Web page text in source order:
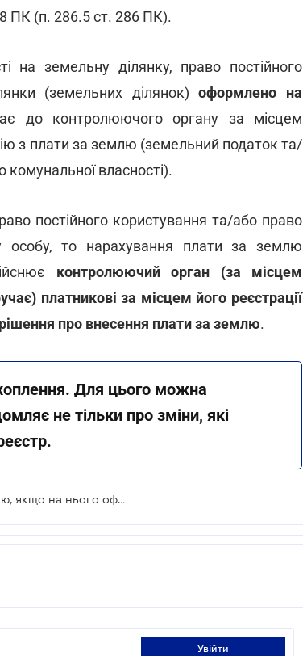
ПК (п. 286.5 ст. 286 ПК).
на земельну ділянку, право постійного
(земельних ділянок)оформлено на
до контролюючого органу за місцем
з плати за землю (земельний податок та/
власності).
постійного користування та/або право
особу, то нарахування плати за землю
контролюючий орган (за місцем
платникові за місцем його реєстрації
про внесення плати за землю.
Для цього можна
не тільки про зміни, які
ФОП повинен подати відповідну декларацію, якщо на нього оформлено право власності на землю
увійти